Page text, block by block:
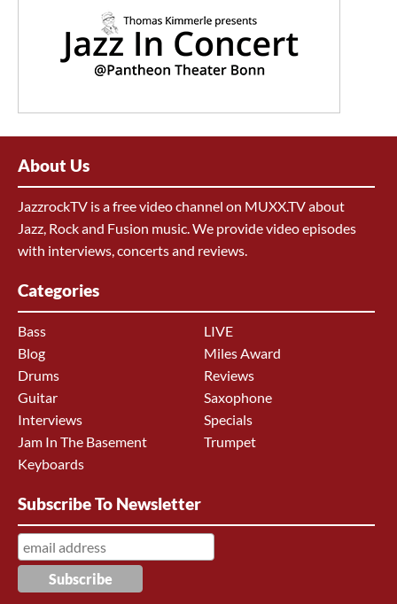
About Us
JazzrockTV is a free video channel on MUXX.TV about
Jazz, Rock and Fusion music. We provide video episodes
with interviews, concerts and reviews.
Categories
Bass
Blog
Drums
Guitar
Interviews
Jam In The Basement
Keyboards
LIVE
Miles Award
Reviews
Saxophone
Specials
Trumpet
Subscribe To Newsletter